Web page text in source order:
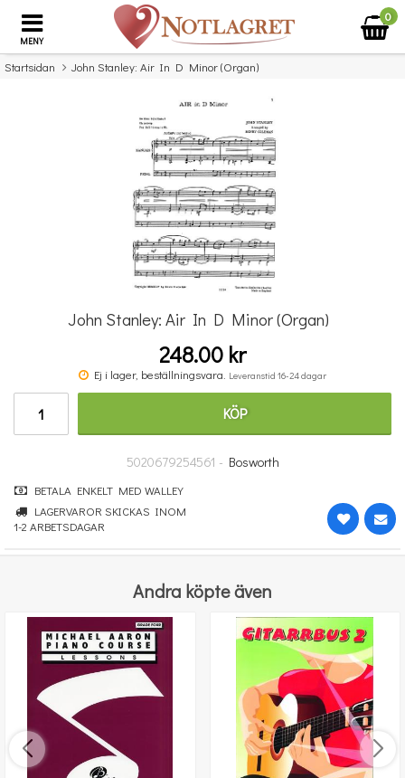
MENY
0
Startsidan John Stanley: Air In D Minor (Organ)
Missa inte detta...
Benjamin Britten: Simple Symphony For String Orchestra - Study Score
John Stanley: Air In D Minor (Organ)
248.00 kr
Ej i lager, beställningsvara. Leveranstid 16-24 dagar
KÖP
5020679254561 - Bosworth
BETALA ENKELT MED WALLEY
LAGERVAROR SKICKAS INOM
1-2 ARBETSDAGAR
Andra köpte även